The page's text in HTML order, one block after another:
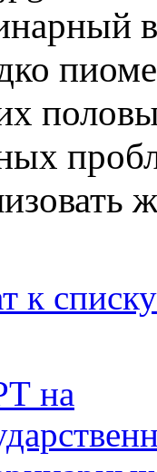
к списку